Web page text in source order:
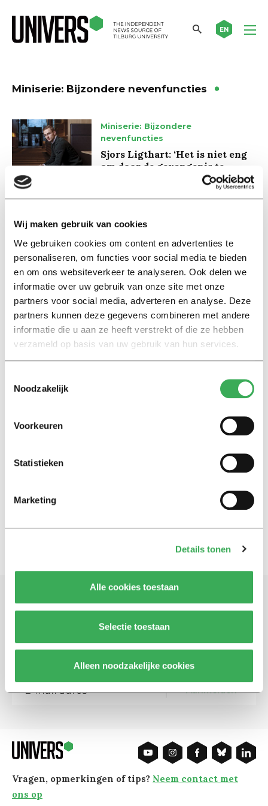
Wij maken gebruik van cookies
We gebruiken cookies om content en advertenties te
personaliseren, om functies voor social media te bieden
en om ons websiteverkeer te analyseren. Ook delen we
informatie over uw gebruik van onze site met onze
partners voor social media, adverteren en analyse. Deze
partners kunnen deze gegevens combineren met andere
informatie die u aan ze heeft verstrekt of die ze hebben
verzameld op basis van uw gebruik van hun services.
Noodzakelijk
Voorkeuren
Statistieken
Marketing
Details tonen
Alle cookies toestaan
Selectie toestaan
Alleen noodzakelijke cookies
EN
Miniserie: Bijzondere nevenfuncties
Miniserie: Bijzondere
nevenfuncties
Sjors Ligthart: ‘Het is niet eng
om door de gevangenis te
24 juni 2019
Miniserie: Bijzondere
nevenfuncties
Esther de Vries: ‘Van het
individuele contact met
patiënten heb ik veel geleerd’
17 juni 2019
Nicola Jägers: ‘Eigenlijk moet
niemand het College leuk vinden,
we zijn er om misstanden aan te
Nieuwe miniserie: Bijzondere
Schrijf je in voor onze nieuwsbrief
Blijf op de hoogte. Meld je aan voor de nieuwsbrief van
Univers.
Aanmelden
Vragen, opmerkingen of tips? Neem contact met
ons op